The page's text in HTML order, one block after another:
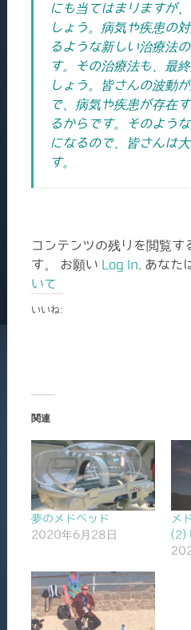
にも当てはまりますが
しょう。 病気や疾患の
るような新しい治療法
す。その治療法も、最
しょう。皆さんの波動
で、病気や疾患が存在
るからです。そのよう
になるので、皆さんは
す。
コンテンツの残りを閲覧す
す。 お願い Log In . あなた
いて
いいね:
関連
夢のメドベッド
2020年6月28日
メ
(2)